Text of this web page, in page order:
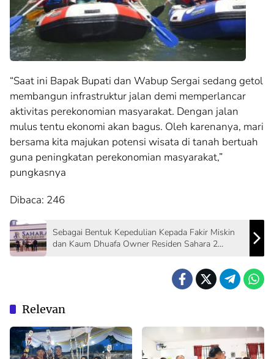
“Saat ini Bapak Bupati dan Wabup Sergai sedang getol
membangun infrastruktur jalan demi memperlancar
aktivitas perekonomian masyarakat. Dengan jalan
mulus tentu ekonomi akan bagus. Oleh karenanya, mari
bersama kita majukan potensi wisata di tanah bertuah
guna peningkatan perekonomian masyarakat,”
pungkasnya
Dibaca: 246
Sebagai Bentuk Kepedulian Kepada Fakir Miskin
dan Kaum Dhuafa Owner Residen Sahara 2
Relevan